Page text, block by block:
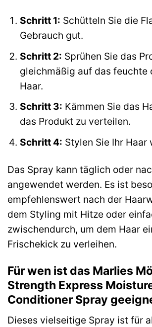
Schritt 1: Schütteln Sie die
Gebrauch gut.
Schritt 2: Sprühen Sie das
gleichmäßig auf das feuchte
Haar.
Schritt 3: Kämmen Sie das
das Produkt zu verteilen.
Schritt 4: Stylen Sie Ihr Haar
Das Spray kann täglich oder
angewendet werden. Es ist
empfehlenswert nach der
dem Styling mit Hitze oder
zwischendurch, um dem Haar
Frischekick zu verleihen.
Für wen ist das Marlies
Strength Express
Conditioner Spray
Dieses vielseitige Spray ist für